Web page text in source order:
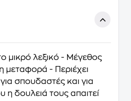
μικρό λεξικό - Μέγεθος
μεταφορά - Περιέχει
σπουδαστές και για
η δουλειά τους απαιτεί